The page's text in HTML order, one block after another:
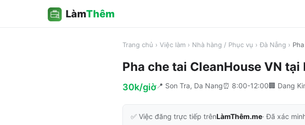
LàmThêm
Trang chủ › Việc làm › Nhà hàng / Phục vụ › Đà Nẵng ›
Pha che tai CleanHouse VN tại
30k/giờ📍 Son Tra, Da Nang⏰ 8:00-12:00🏢 Dang
✅ Việc đăng trực tiếp trênLàmThêm.me· Đã xác